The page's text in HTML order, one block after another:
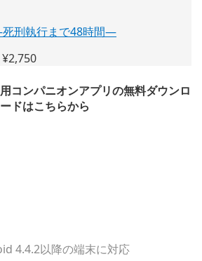
刑執行まで48時間―
ィ
コンパニオンアプリの無料ダウンロ
ードはこちらから
4.4.2以降の端末に対応